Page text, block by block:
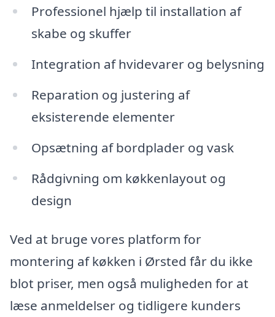
Professionel hjælp til installation af
skabe og skuffer
Integration af hvidevarer og belysning
Reparation og justering af
eksisterende elementer
Opsætning af bordplader og vask
Rådgivning om køkkenlayout og
design
Ved at bruge vores platform for
montering af køkken i Ørsted får du ikke
blot priser, men også muligheden for at
læse anmeldelser og tidligere kunders